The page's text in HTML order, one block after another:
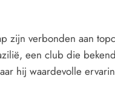
zijn verbonden aan
een club die
hij waardevolle